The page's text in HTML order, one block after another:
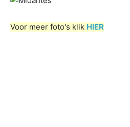
Voor meer foto's klik HIER